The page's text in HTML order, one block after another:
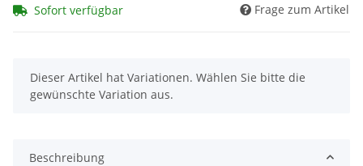
Sofort verfügbar Frage zum Artikel
x
Dieser Artikel hat Variationen. Wählen Sie bitte die
gewünschte Variation aus.
Beschreibung